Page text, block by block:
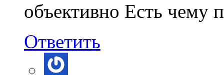
объективно Есть чему
Ответить